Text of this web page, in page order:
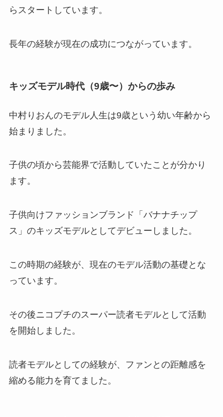
らスタートしています。
長年の経験が現在の成功につながっています。
キッズモデル時代（9歳〜）からの歩み
中村りおんのモデル人生は9歳という幼い年齢から
始まりました。
子供の頃から芸能界で活動していたことが分かり
ます。
子供向けファッションブランド「バナナチップ
ス」のキッズモデルとしてデビューしました。
この時期の経験が、現在のモデル活動の基礎とな
っています。
その後ニコプチのスーパー読者モデルとして活動
を開始しました。
読者モデルとしての経験が、ファンとの距離感を
縮める能力を育てました。